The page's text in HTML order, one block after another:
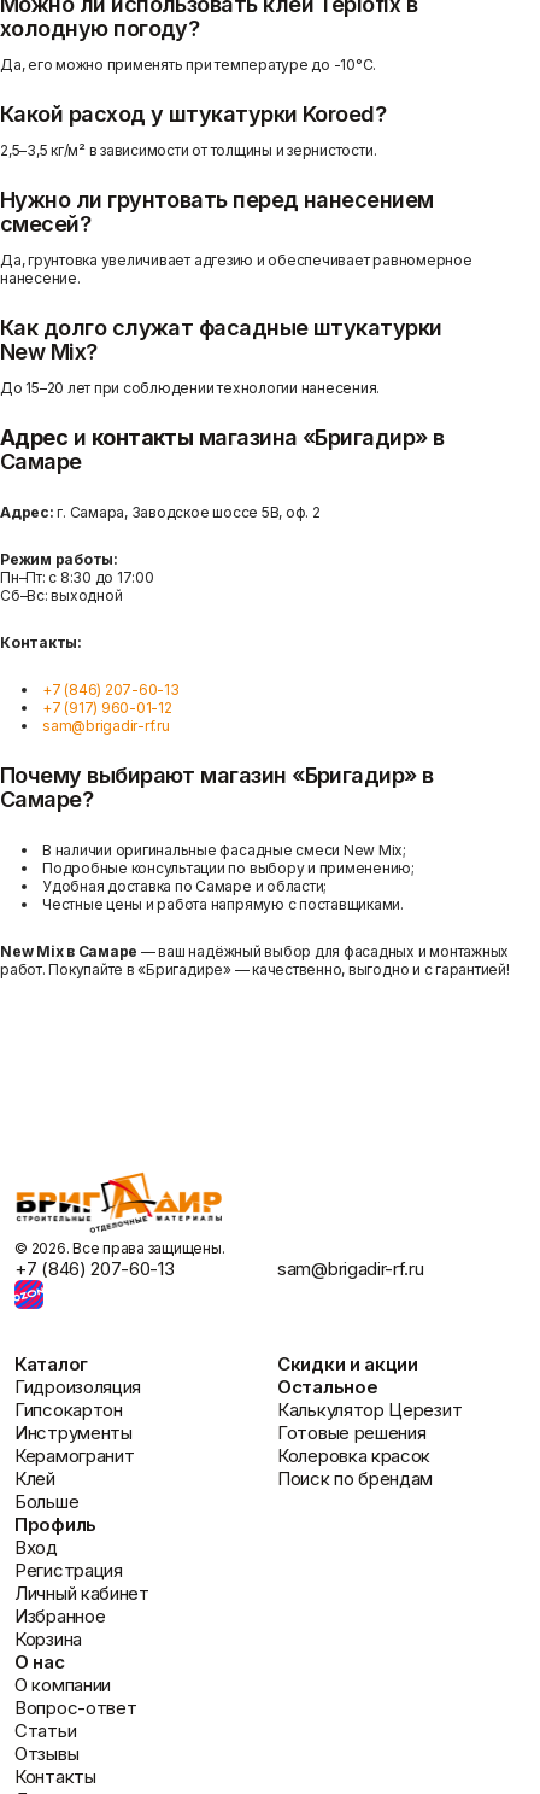
холодную погоду?
Да, его можно применять при температуре до -10°C.
Какой расход у штукатурки Koroed?
2,5–3,5 кг/м² в зависимости от толщины и зернистости.
Нужно ли грунтовать перед нанесением
смесей?
Да, грунтовка увеличивает адгезию и обеспечивает равномерное
нанесение.
Как долго служат фасадные штукатурки
New Mix?
До 15–20 лет при соблюдении технологии нанесения.
Адрес и контакты магазина «Бригадир» в
Самаре
Адрес: г. Самара, Заводское шоссе 5В, оф. 2
Режим работы:
Пн–Пт: с 8:30 до 17:00
Сб–Вс: выходной
Контакты:
+7 (846) 207-60-13
+7 (917) 960-01-12
sam@brigadir-rf.ru
Почему выбирают магазин «Бригадир» в
Самаре?
В наличии оригинальные фасадные смеси New Mix;
Подробные консультации по выбору и применению;
Удобная доставка по Самаре и области;
Честные цены и работа напрямую с поставщиками.
New Mix в Самаре — ваш надёжный выбор для фасадных и монтажных
работ. Покупайте в «Бригадире» — качественно, выгодно и с гарантией!
©️ 2026. Все права защищены.
+7 (846) 207-60-13 sam@brigadir-rf.ru
Каталог
Гидроизоляция
Гипсокартон
Инструменты
Керамогранит
Клей
Больше
Профиль
Вход
Регистрация
Личный кабинет
Избранное
Корзина
О нас
О компании
Вопрос-ответ
Статьи
Отзывы
Контакты
Скидки и акции
Остальное
Калькулятор Церезит
Готовые решения
Колеровка красок
Поиск по брендам